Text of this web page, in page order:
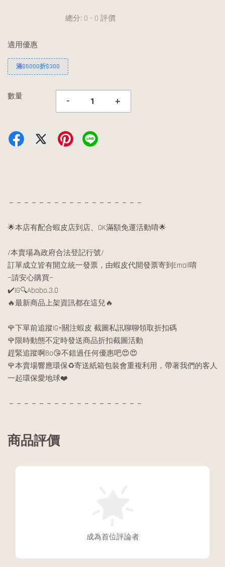
總分: 0 - 0 評價
適用優惠
滿$5000折$300
數量 - +
－－－－－－－－－－－－－－－－－－
🌟本店有配合蝦皮店到店、OK滿額免運活動唷🌟
/本賣場為政府合法登記行號/
訂單成立皆有開立統一發票，由蝦皮代開發票寄到Email唷
—請安心購買—
✔️IG🔍Abobo.3.0
🔥最新商品上架資訊都在這兒🔥
🌹下單前追蹤IG+關注蝦皮 截圖私訊聊聊領取折扣碼
🌹限時動態不定時發送商品折扣截圖活動
趕緊追蹤啊Bo😘不錯過任何優惠吧😍😍
🌹本賣場響應環保♻️寄送紙箱包裝會重複利用，帶著我們的客人
一起環保愛地球❤️
－－－－－－－－－－－－－－－－－－
商品評價
成為首位評論者